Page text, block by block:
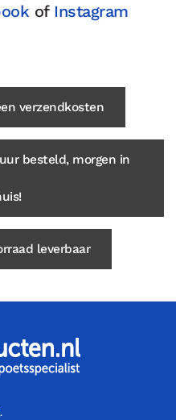
of Instagram
verzendkosten
besteld, morgen in
leverbaar